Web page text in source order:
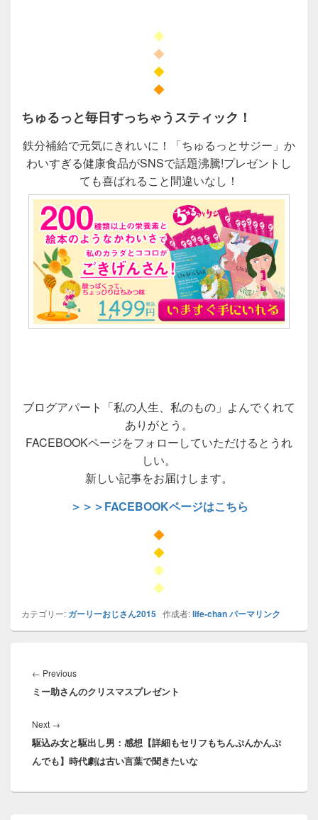
◆
◆
◆
◆
ちゅるっと毎日すっちゃうスティック！
鉄分補給で元気にきれいに！「ちゅるっとサジー」か
わいすぎる健康食品がSNSで話題沸騰!プレゼントし
ても喜ばれること間違いなし！
ブログアパート「私の人生、私のもの」よんでくれて
ありがとう。
FACEBOOKページをフォローしていただけるとうれ
しい。
新しい記事をお届けします。
＞＞＞FACEBOOKページはこちら
◆
◆
◆
◆
カテゴリー: ガーリーおじさん2015 作成者:life-chanパーマリンク
稿
ナ
ゲ
ー
シ
ョ
← PreviousPrevious
post:
ミー助さんのクリスマスプレゼント
Next →
post:
駆込み女と駆出し男：感想【詳細もセリフもちんぷんかんぷ
んでも】時代劇は古い言葉で聞きたいな